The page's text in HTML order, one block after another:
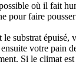
où il fait
faire
substrat
votre pain
Si le climat